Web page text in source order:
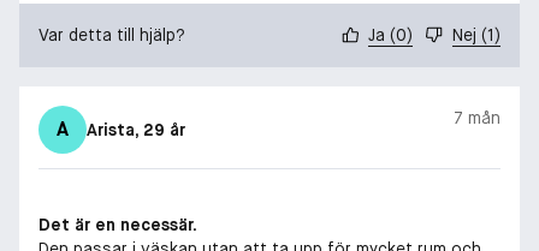
Var detta till hjälp? Ja (0) Nej (1)
A Arista, 29 år
7 mån
Det är en necessär.